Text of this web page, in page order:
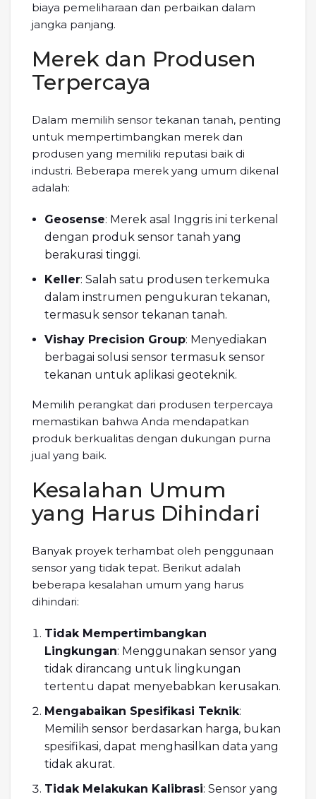
biaya pemeliharaan dan perbaikan dalam
jangka panjang.
Merek dan Produsen
Terpercaya
Dalam memilih sensor tekanan tanah, penting
untuk mempertimbangkan merek dan
produsen yang memiliki reputasi baik di
industri. Beberapa merek yang umum dikenal
adalah:
Geosense: Merek asal Inggris ini terkenal
dengan produk sensor tanah yang
berakurasi tinggi.
Keller: Salah satu produsen terkemuka
dalam instrumen pengukuran tekanan,
termasuk sensor tekanan tanah.
Vishay Precision Group: Menyediakan
berbagai solusi sensor termasuk sensor
tekanan untuk aplikasi geoteknik.
Memilih perangkat dari produsen terpercaya
memastikan bahwa Anda mendapatkan
produk berkualitas dengan dukungan purna
jual yang baik.
Kesalahan Umum
yang Harus Dihindari
Banyak proyek terhambat oleh penggunaan
sensor yang tidak tepat. Berikut adalah
beberapa kesalahan umum yang harus
dihindari:
Tidak Mempertimbangkan
Lingkungan: Menggunakan sensor yang
tidak dirancang untuk lingkungan
tertentu dapat menyebabkan kerusakan.
Mengabaikan Spesifikasi Teknik:
Memilih sensor berdasarkan harga, bukan
spesifikasi, dapat menghasilkan data yang
tidak akurat.
Tidak Melakukan Kalibrasi: Sensor yang